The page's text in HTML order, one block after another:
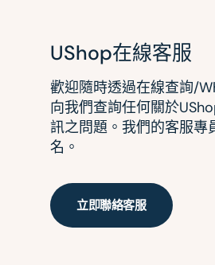
UShop在線客服
歡迎隨時透過在線查詢/
向我們查詢任何關於
訊之問題。我們的客服專
名。
立即聯絡客服